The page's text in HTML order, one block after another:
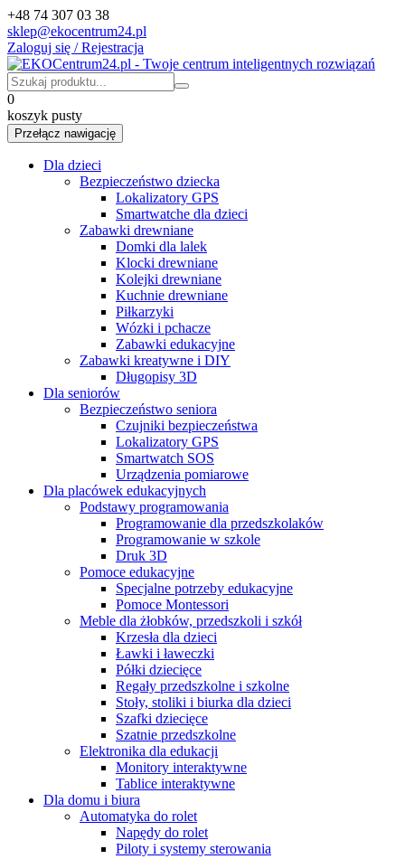
+48 74 307 03 38
sklep@ekocentrum24.pl
Zaloguj się / Rejestracja
0
koszyk pusty
Przełącz nawigację
Dla dzieci
Bezpieczeństwo dziecka
Lokalizatory GPS
Smartwatche dla dzieci
Zabawki drewniane
Domki dla lalek
Klocki drewniane
Kolejki drewniane
Kuchnie drewniane
Piłkarzyki
Wózki i pchacze
Zabawki edukacyjne
Zabawki kreatywne i DIY
Długopisy 3D
Dla seniorów
Bezpieczeństwo seniora
Czujniki bezpieczeństwa
Lokalizatory GPS
Smartwatch SOS
Urządzenia pomiarowe
Dla placówek edukacyjnych
Podstawy programowania
Programowanie dla przedszkolaków
Programowanie w szkole
Druk 3D
Pomoce edukacyjne
Specjalne potrzeby edukacyjne
Pomoce Montessori
Meble dla żłobków, przedszkoli i szkół
Krzesła dla dzieci
Ławki i ławeczki
Półki dziecięce
Regały przedszkolne i szkolne
Stoły, stoliki i biurka dla dzieci
Szafki dziecięce
Szatnie przedszkolne
Elektronika dla edukacji
Monitory interaktywne
Tablice interaktywne
Dla domu i biura
Automatyka do rolet
Napędy do rolet
Piloty i systemy sterowania